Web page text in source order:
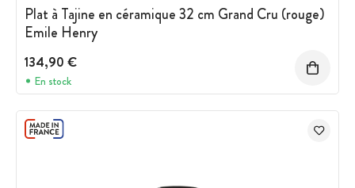
Plat à Tajine en céramique 32 cm Grand Cru (rouge)
Emile Henry
134,90 €
En stock